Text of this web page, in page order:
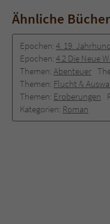
Ähnliche
Epochen: 4. 19.
Epochen: 4.2 Die Neue
Themen: Abenteuer
Themen: Flucht &
Themen: Eroberungen
Kategorien: Roman